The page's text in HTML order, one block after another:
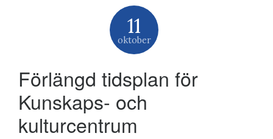
11
oktober
Förlängd tidsplan för
Kunskaps- och
kulturcentrum